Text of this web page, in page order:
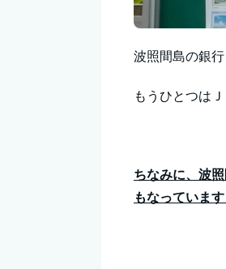
波照間島の銀
もうひとつはＪ
ちなみに、波
もなっています